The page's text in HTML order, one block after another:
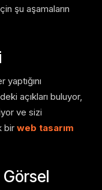
şu aşamaların
açıkları buluyor,
ve sizi
bir web tasarım
Görsel